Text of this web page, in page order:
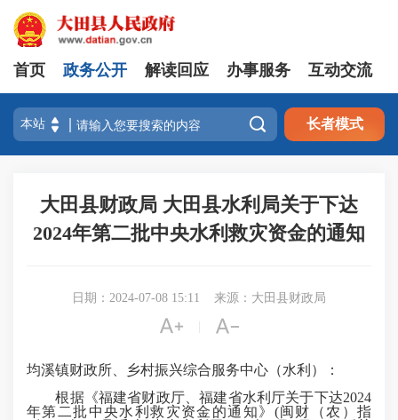
首页 政务公开 解读回应 办事服务 互动交流
 长者模式
大田县财政局 大田县水利局关于下达
2024年第二批中央水利救灾资金的通知
日期：2024-07-08 15:11 来源：大田县财政局
 
均溪镇财政所、乡村振兴综合服务中心（水利）：
根据《福建省财政厅、福建省水利厅关于下达2024
年第二批中央水利救灾资金的通知》(闽财（农）指